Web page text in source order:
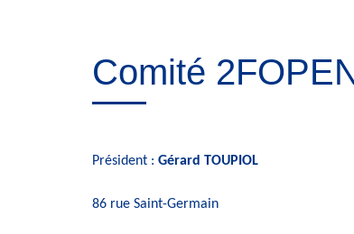
Comité
Président : Gérard TOUPIOL
86 rue Saint-Germain